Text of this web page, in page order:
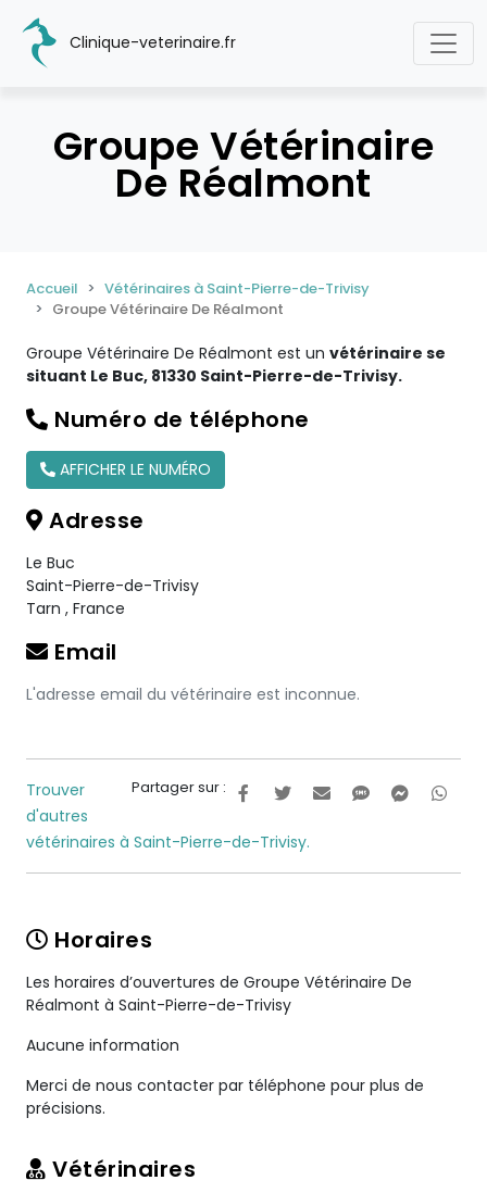
Clinique-veterinaire.fr
Groupe Vétérinaire
De Réalmont
Accueil
Vétérinaires à Saint-Pierre-de-Trivisy
Groupe Vétérinaire De Réalmont
Groupe Vétérinaire De Réalmont est un vétérinaire se
situant Le Buc, 81330 Saint-Pierre-de-Trivisy.
Numéro de téléphone
AFFICHER LE NUMÉRO
Adresse
Le Buc
Saint-Pierre-de-Trivisy
Tarn , France
Email
L'adresse email du vétérinaire est inconnue.
Partager sur :
Trouver
d'autres
vétérinaires à Saint-Pierre-de-Trivisy.
Horaires
Les horaires d’ouvertures de Groupe Vétérinaire De
Réalmont à Saint-Pierre-de-Trivisy
Aucune information
Merci de nous contacter par téléphone pour plus de
précisions.
Vétérinaires